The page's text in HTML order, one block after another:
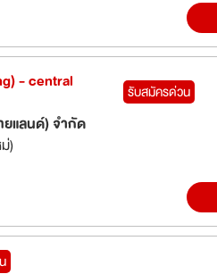
- central
รับสมัครด่วน
ยแลนด์) จำกัด
)